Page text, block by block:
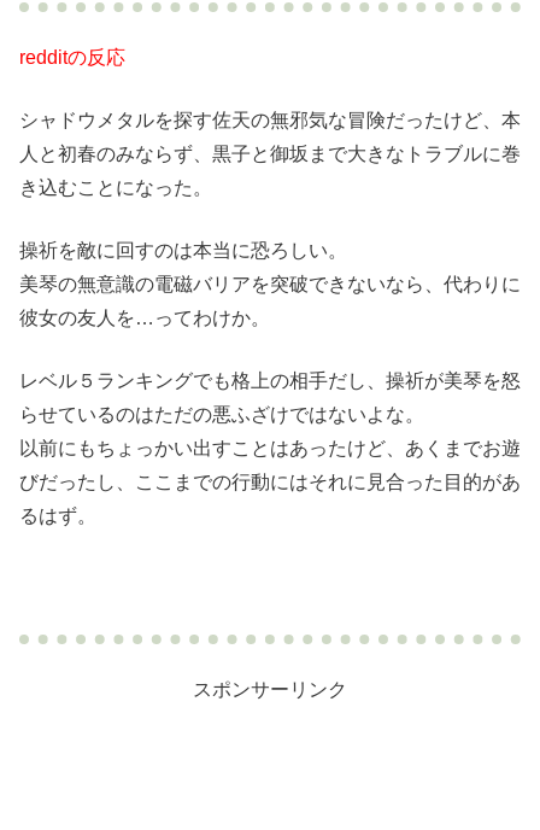
redditの反応
シャドウメタルを探す佐天の無邪気な冒険だったけど、本
人と初春のみならず、黒子と御坂まで大きなトラブルに巻
き込むことになった。
操祈を敵に回すのは本当に恐ろしい。
美琴の無意識の電磁バリアを突破できないなら、代わりに
彼女の友人を…ってわけか。
レベル５ランキングでも格上の相手だし、操祈が美琴を怒
らせているのはただの悪ふざけではないよな。
以前にもちょっかい出すことはあったけど、あくまでお遊
びだったし、ここまでの行動にはそれに見合った目的があ
るはず。
スポンサーリンク